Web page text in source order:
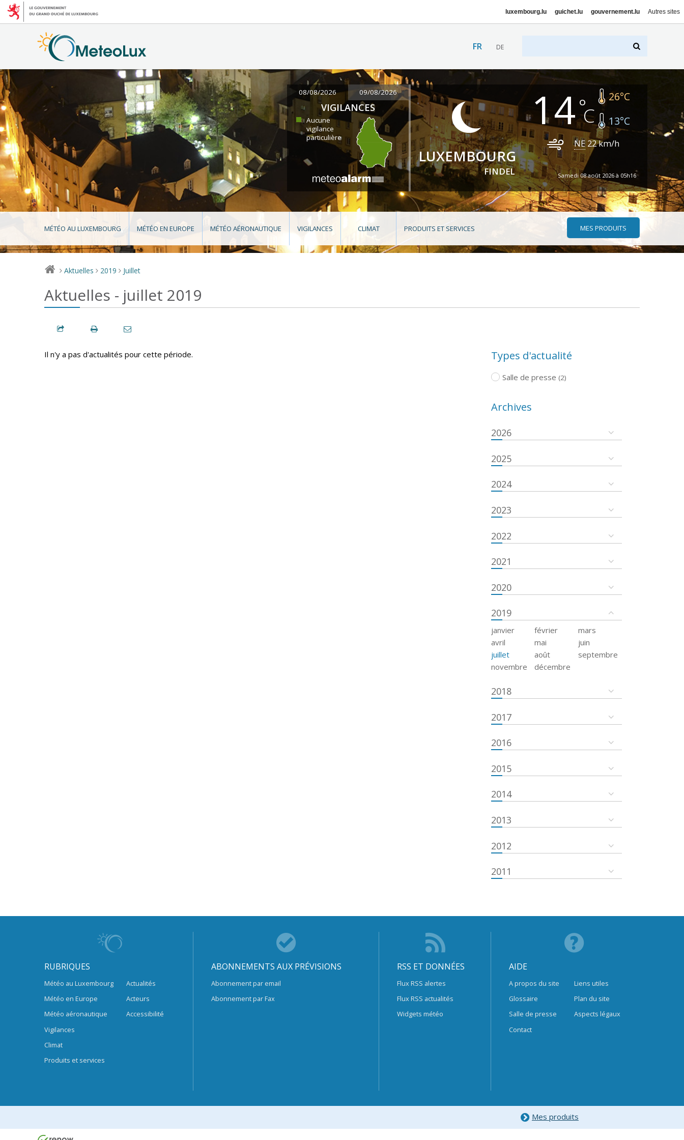
luxembourg.lu guichet.lu gouvernement.lu Autres sites
FR DE
08/08/2026 09/08/2026
VIGILANCES
Aucune
vigilance
particulière
LUXEMBOURG
FINDEL
14 26°C
13°C
NE 22km/h
Samedi 08 août 2026 à 05h16
MÉTÉO AU LUXEMBOURG MÉTÉO EN EUROPE MÉTÉO AÉRONAUTIQUE VIGILANCES CLIMAT PRODUITS ET SERVICES MES PRODUITS
> Aktuelles > 2019 > Juillet
Aktuelles - juillet 2019
Il n'y a pas d'actualités pour cette période. Types d'actualité
Salle de presse (2)
Archives
2026
2025
2024
2023
2022
2021
2020
2019
janvier février
mars
avril
mai
juin
juillet
août
septembre
novembre
décembre
2018
2017
2016
2015
2014
2013
2012
2011
RUBRIQUES
Météo au Luxembourg
Météo en Europe
Météo aéronautique
Vigilances
Climat
Produits et services
Actualités
Acteurs
Accessibilité
ABONNEMENTS AUX PRÉVISIONS
Abonnement par email
Abonnement par Fax
RSS ET DONNÉES
Flux RSS alertes
Flux RSS actualités
Widgets météo
AIDE
A propos du site
Glossaire
Salle de presse
Contact
Liens utiles
Plan du site
Aspects légaux
Mes produits